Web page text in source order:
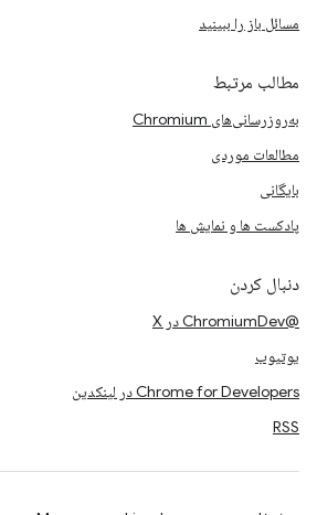
مسائل باز را ببینید
مطالب مرتبط
به‌روزرسانی‌های Chromium
مطالعات موردی
بایگانی
پادکست ها و نمایش ها
دنبال کردن
@ChromiumDev در X
یوتیوب
Chrome for Developers در لینکدین
RSS